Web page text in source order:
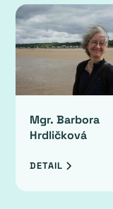
Mgr. Barbora
Hrdličková
DETAIL